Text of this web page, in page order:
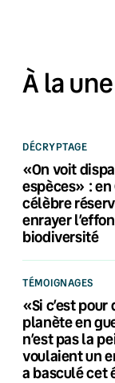
À la
DÉCRYPTAGE
«On voit
espèces» : en
célèbre
enrayer
biodiversité
TÉMOIGNAGES
«Si c’est pour
planète en
n’est pas la
voulaient un
a basculé cet